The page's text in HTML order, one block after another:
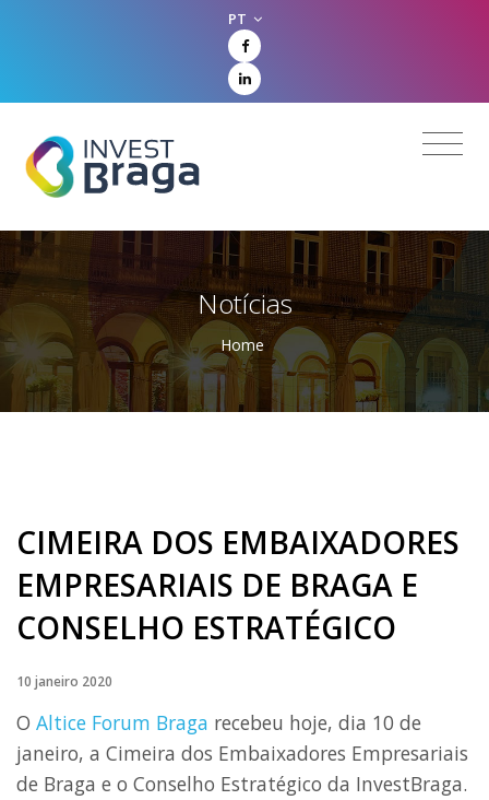
PT
Notícias
Home
CIMEIRA DOS EMBAIXADORES
EMPRESARIAIS DE BRAGA E
CONSELHO ESTRATÉGICO
10 janeiro 2020
O Altice Forum Braga recebeu hoje, dia 10 de
janeiro, a Cimeira dos Embaixadores Empresariais
de Braga e o Conselho Estratégico da InvestBraga.